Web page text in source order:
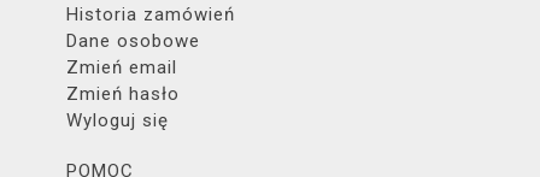
Historia zamówień
Dane osobowe
Zmień email
Zmień hasło
Wyloguj się
POMOC